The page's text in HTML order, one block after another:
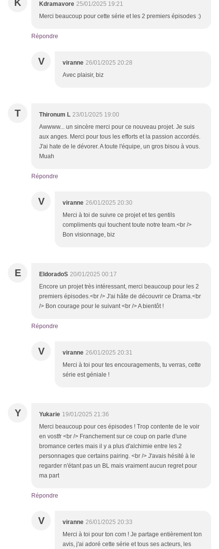
K Kdramavore 25/01/2025 19:21
Merci beaucoup pour cette série et les 2 premiers épisodes :)
Répondre
V viranne 26/01/2025 20:28
Avec plaisir, biz
T Thironum L 23/01/2025 19:00
Awwww... un sincère merci pour ce nouveau projet. Je suis
aux anges. Merci pour tous les efforts et la passion accordés.
J'ai hate de le dévorer. A toute l'équipe, un gros bisou à vous.
Muah
Répondre
V viranne 26/01/2025 20:30
Merci à toi de suivre ce projet et tes gentils
compliments qui touchent toute notre team.<br />
Bon visionnage, biz
E EldoradoS 20/01/2025 00:17
Encore un projet très intéressant, merci beaucoup pour les 2
premiers épisodes.<br /> J'ai hâte de découvrir ce Drama.<br
/> Bon courage pour le suivant <br /> A bientôt !
Répondre
V viranne 26/01/2025 20:31
Merci à toi pour tes encouragements, tu verras, cette
série est géniale !
Y Yukarie 19/01/2025 21:36
Merci beaucoup pour ces épisodes ! Trop contente de le voir
en vostfr <br /> Franchement sur ce coup on parle d'une
bromance certes mais il y a plus d'alchimie entre les 2
personnages que certains pairing. <br /> J'avais hésité à le
regarder n'étant pas un BL mais vraiment aucun regret pour
ma part
Répondre
V viranne 26/01/2025 20:33
Merci à toi pour ton com ! Je partage entièrement ton
avis, j'ai adoré cette série et tous ses acteurs, les